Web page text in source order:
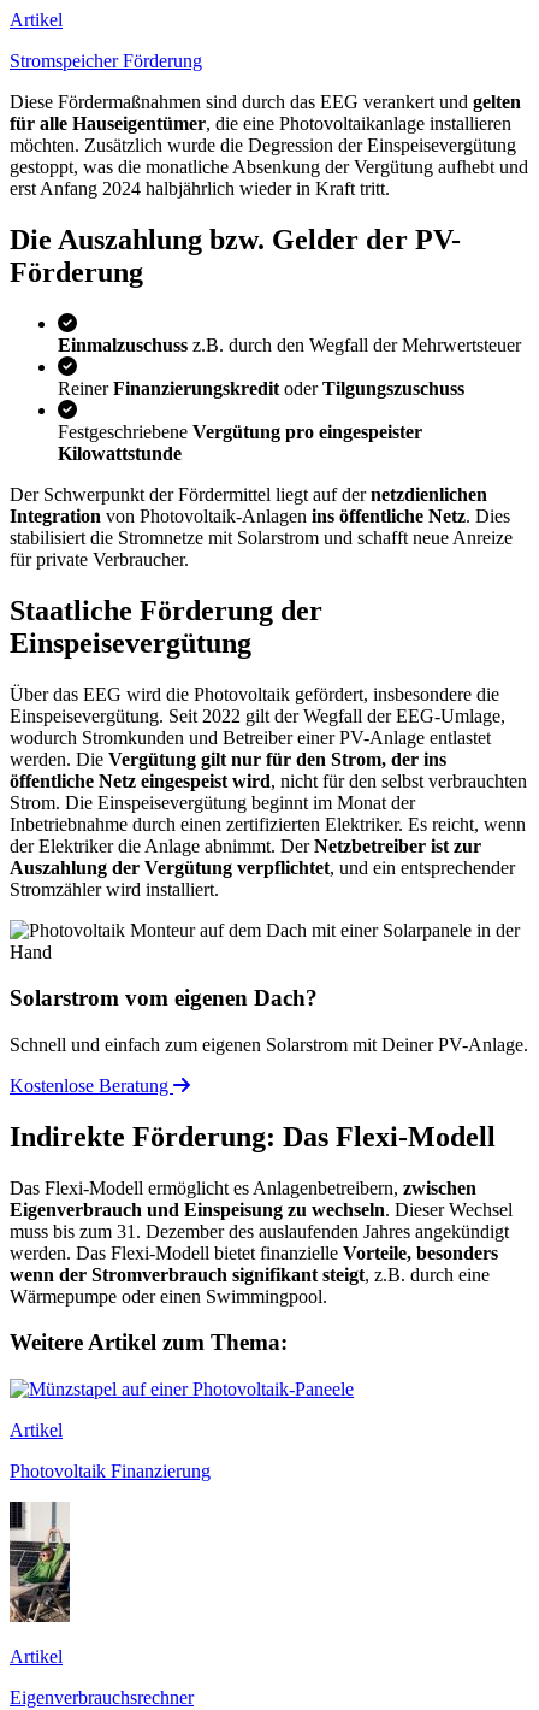
Artikel
Stromspeicher Förderung
Diese Fördermaßnahmen sind durch das EEG verankert und gelten
für alle Hauseigentümer, die eine Photovoltaikanlage installieren
möchten. Zusätzlich wurde die Degression der Einspeisevergütung
gestoppt, was die monatliche Absenkung der Vergütung aufhebt und
erst Anfang 2024 halbjährlich wieder in Kraft tritt.
Die Auszahlung bzw. Gelder der PV-
Förderung
Einmalzuschuss z.B. durch den Wegfall der Mehrwertsteuer
ReinerFinanzierungskredit oderTilgungszuschuss
Festgeschriebene Vergütung pro eingespeister
Kilowattstunde
Der Schwerpunkt der Fördermittel liegt auf dernetzdienlichen
Integration von Photovoltaik-Anlagen ins öffentliche Netz. Dies
stabilisiert die Stromnetze mit Solarstrom und schafft neue Anreize
für private Verbraucher.
Staatliche Förderung der
Einspeisevergütung
Über das EEG wird die Photovoltaik gefördert, insbesondere die
Einspeisevergütung. Seit 2022 gilt der Wegfall der EEG-Umlage,
wodurch Stromkunden und Betreiber einer PV-Anlage entlastet
werden. Die Vergütung gilt nur für den Strom, der ins
öffentliche Netz eingespeist wird, nicht für den selbst verbrauchten
Strom. Die Einspeisevergütung beginnt im Monat der
Inbetriebnahme durch einen zertifizierten Elektriker. Es reicht, wenn
der Elektriker die Anlage abnimmt. DerNetzbetreiber ist zur
Auszahlung der Vergütung verpflichtet, und ein entsprechender
Stromzähler wird installiert.
Solarstrom vom eigenen Dach?
Schnell und einfach zum eigenen Solarstrom mit Deiner PV-Anlage.
Kostenlose Beratung
Indirekte Förderung: Das Flexi-Modell
Das Flexi-Modell ermöglicht es Anlagenbetreibern, zwischen
Eigenverbrauch und Einspeisung zu wechseln. Dieser Wechsel
muss bis zum 31. Dezember des auslaufenden Jahres angekündigt
werden. Das Flexi-Modell bietet finanzielle Vorteile, besonders
wenn der Stromverbrauch signifikant steigt, z.B. durch eine
Wärmepumpe oder einen Swimmingpool.
Weitere Artikel zum Thema:
Artikel
Photovoltaik Finanzierung
Artikel
Eigenverbrauchsrechner